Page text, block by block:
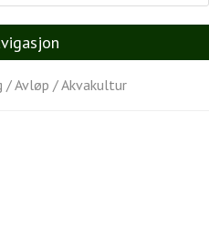
/ Avløp / Akvakultur